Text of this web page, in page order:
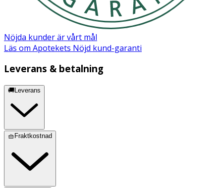
Nöjda kunder är vårt mål
Läs om Apotekets Nöjd kund-garanti
Leverans & betalning
🚚Leverans
🧺Fraktkostnad